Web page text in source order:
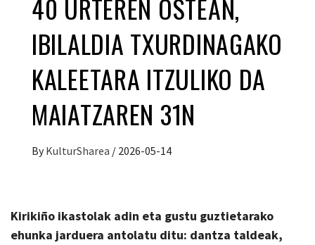
40 URTEREN OSTEAN,
IBILALDIA TXURDINAGAKO
KALEETARA ITZULIKO DA
MAIATZAREN 31N
By KulturSharea / 2026-05-14
Kirikiño ikastolak adin eta gustu guztietarako
ehunka jarduera antolatu ditu: dantza taldeak,